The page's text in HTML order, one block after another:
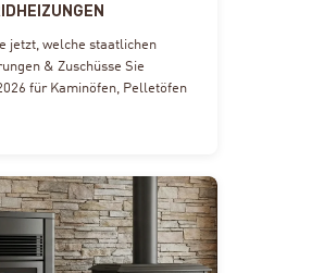
jetzt, welche staatlichen
& Zuschüsse Sie
für Kaminöfen, Pelletöfen